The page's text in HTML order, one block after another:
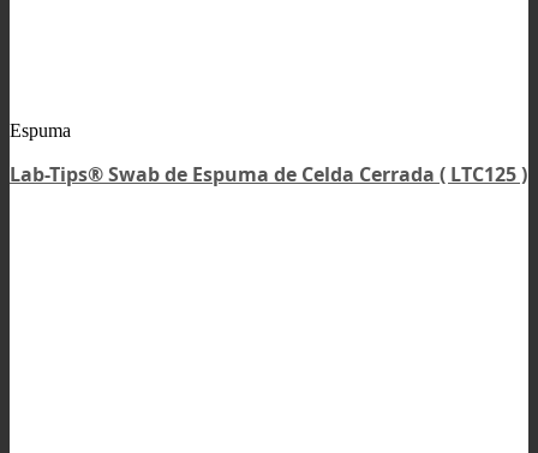
Espuma
Lab-Tips® Swab de Espuma de Celda Cerrada ( LTC125 )